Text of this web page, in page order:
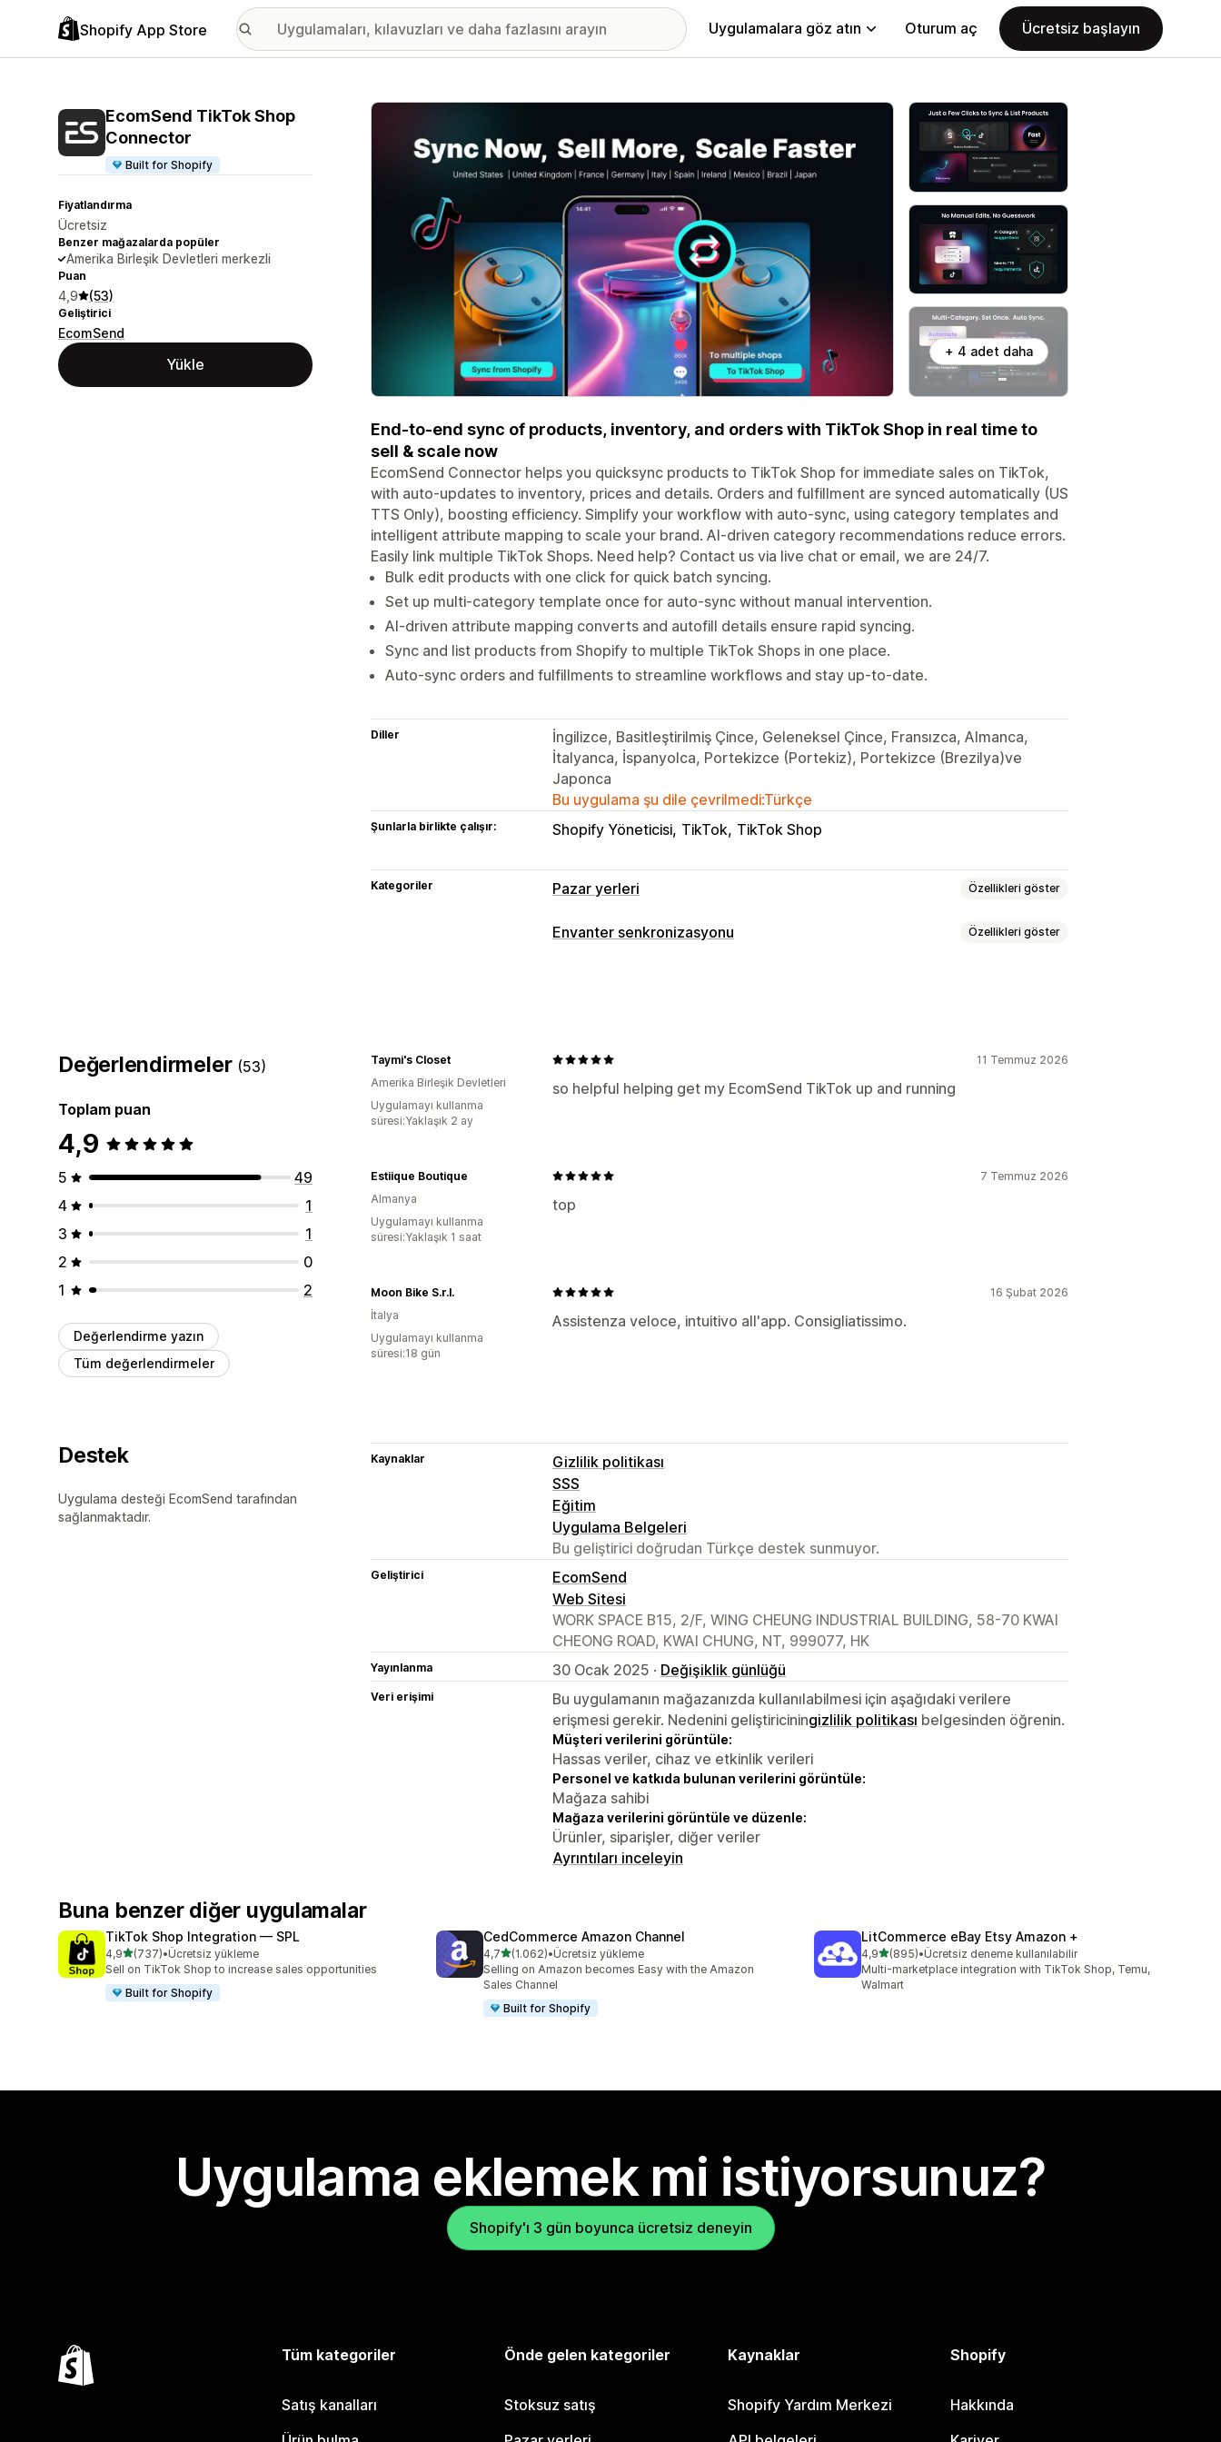
Shopify App Store Uygulamalara göz atın Oturum aç Ücretsiz başlayın
EcomSend TikTok Shop
Connector
Built for Shopify
Fiyatlandırma
Ücretsiz
Benzer mağazalarda popüler
Amerika Birleşik Devletleri merkezli
Puan
4,9 (53)
Geliştirici
EcomSend
Yükle
Öne çıkan görsel galerisi
+ 4 adet daha
End-to-end sync of products, inventory, and orders with TikTok Shop in real time to
sell & scale now
EcomSend Connector helps you quicksync products to TikTok Shop for immediate sales on TikTok,
with auto-updates to inventory, prices and details. Orders and fulfillment are synced automatically (US
TTS Only), boosting efficiency. Simplify your workflow with auto-sync, using category templates and
intelligent attribute mapping to scale your brand. AI-driven category recommendations reduce errors.
Easily link multiple TikTok Shops. Need help? Contact us via live chat or email, we are 24/7.
Bulk edit products with one click for quick batch syncing.
Set up multi-category template once for auto-sync without manual intervention.
AI-driven attribute mapping converts and autofill details ensure rapid syncing.
Sync and list products from Shopify to multiple TikTok Shops in one place.
Auto-sync orders and fulfillments to streamline workflows and stay up-to-date.
Diller
İngilizce, Basitleştirilmiş Çince, Geleneksel Çince, Fransızca, Almanca,
İtalyanca, İspanyolca, Portekizce (Portekiz), Portekizce (Brezilya)ve
Japonca
Bu uygulama şu dile çevrilmedi:Türkçe
Şunlarla birlikte çalışır: Shopify Yöneticisi TikTok TikTok Shop
Kategoriler Pazar yerleri Özellikleri göster
Liste kaydı yönetimi
Çoklu konuma gönderim
Sipariş senkronizasyonu Takip senkronizasyonu Birleşik kontrol paneli
Envanter senkronizasyonu Özellikleri göster
Bildirimler ve raporlar
Otomatik uyarılar E-posta uyarıları Hata raporları Gerçek zamanlı durum
Değerlendirmeler (53)
Toplam puan
4,9
5
49
4
1
3
1
2
0
1
2
Değerlendirme yazın
Tüm değerlendirmeler
11 Temmuz 2026
so helpful helping get my EcomSend TikTok up and running
Taymi's Closet
Amerika Birleşik Devletleri
Uygulamayı kullanma
süresi:Yaklaşık 2 ay
7 Temmuz 2026
top
Estiique Boutique
Almanya
Uygulamayı kullanma
süresi:Yaklaşık 1 saat
16 Şubat 2026
Assistenza veloce, intuitivo all'app. Consigliatissimo.
Moon Bike S.r.l.
İtalya
Uygulamayı kullanma
süresi:18 gün
Destek
Uygulama desteği EcomSend tarafından
sağlanmaktadır.
Kaynaklar
Gizlilik politikası
SSS
Eğitim
Uygulama Belgeleri
Bu geliştirici doğrudan Türkçe destek sunmuyor.
Geliştirici
EcomSend
Web Sitesi
WORK SPACE B15, 2/F, WING CHEUNG INDUSTRIAL BUILDING, 58-70 KWAI
CHEONG ROAD, KWAI CHUNG, NT, 999077, HK
Yayınlanma 30 Ocak 2025 · Değişiklik günlüğü
Veri erişimi
Bu uygulamanın mağazanızda kullanılabilmesi için aşağıdaki verilere
erişmesi gerekir. Nedenini geliştiriciningizlilik politikası belgesinden öğrenin.
Müşteri verilerini görüntüle:
Hassas veriler, cihaz ve etkinlik verileri
Personel ve katkıda bulunan verilerini görüntüle:
Mağaza sahibi
Mağaza verilerini görüntüle ve düzenle:
Ürünler, siparişler, diğer veriler
Ayrıntıları inceleyin
Buna benzer diğer uygulamalar
TikTok Shop Integration — SPL
4,95 yıldız üzerinden
(737)
toplam 737 değerlendirme
•Ücretsiz yükleme
Sell on TikTok Shop to increase sales opportunities
Built for Shopify
CedCommerce Amazon Channel
4,75 yıldız üzerinden
(1.062)
toplam 1062 değerlendirme
•Ücretsiz yükleme
Selling on Amazon becomes Easy with the Amazon
Sales Channel
Built for Shopify
LitCommerce eBay Etsy Amazon +
4,95 yıldız üzerinden
(895)
toplam 895 değerlendirme
•Ücretsiz deneme kullanılabilir
Multi-marketplace integration with TikTok Shop, Temu,
Walmart
Uygulama eklemek mi istiyorsunuz?
Shopify'ı 3 gün boyunca ücretsiz deneyin
Tüm kategoriler
Satış kanalları
Önde gelen kategoriler
Stoksuz satış
Kaynaklar
Shopify Yardım Merkezi
Shopify
Hakkında